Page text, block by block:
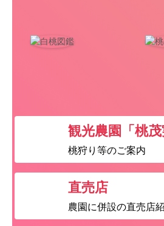
観光農園「桃茂
桃狩り等のご案内
直売店
農園に併設の直売店